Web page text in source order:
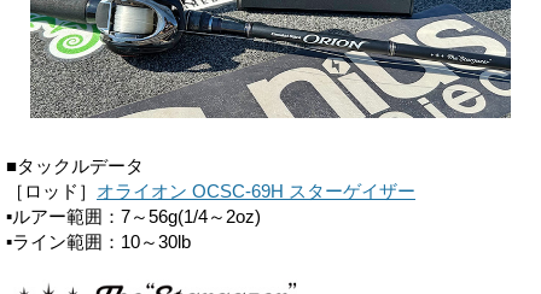
■タックルデータ
［ロッド］ オライオン OCSC-69H スターゲイザー
▪ルアー範囲：7～56g(1/4～2oz)
▪ライン範囲：10～30lb